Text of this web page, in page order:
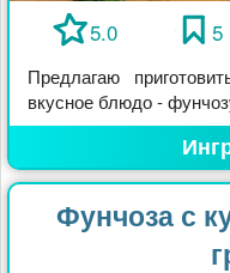
5.0 5
Предлагаю
вкусное блюдо -
Фунчоза с